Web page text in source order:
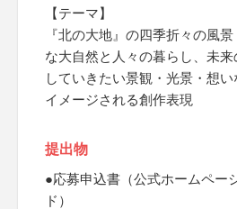
【テーマ】
『北の大地』の四季折々の風
な大自然と人々の暮らし、未
していきたい景観・光景・想
イメージされる創作表現
提出物
●応募申込書（公式ホームペー
ド）